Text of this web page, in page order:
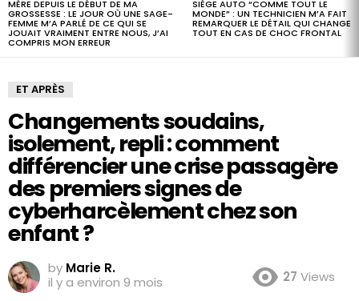
MÈRE DEPUIS LE DÉBUT DE MA
GROSSESSE : LE JOUR OÙ UNE SAGE-
FEMME M’A PARLÉ DE CE QUI SE
JOUAIT VRAIMENT ENTRE NOUS, J’AI
COMPRIS MON ERREUR
SIÈGE AUTO “COMME TOUT LE
MONDE” : UN TECHNICIEN M’A FAIT
REMARQUER LE DÉTAIL QUI CHANGE
TOUT EN CAS DE CHOC FRONTAL
ET APRÈS
Changements soudains,
isolement, repli : comment
différencier une crise passagère
des premiers signes de
cyberharcèlement chez son
enfant ?
by Marie R.
il y a environ 9 mois
27 Views